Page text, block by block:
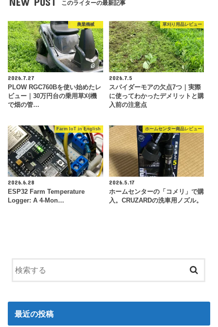
このライターの最新記事
農業機械
2026.7.27
PLOW RGC760Bを使い始めたレ
ビュー｜30万円台の乗用草刈機
で畑の管…
草刈り用品レビュー
2026.7.5
スパイダーモアの欠点7つ｜実際
に使ってわかったデメリットと購
入前の注意点
Farm IoT in English
2026.6.28
ESP32 Farm Temperature
Logger: A 4-Mon…
ホームセンター商品レビュー
2026.5.17
ホームセンターの「コメリ」で購
入。CRUZARDの洗車用ノズル。
最近の投稿